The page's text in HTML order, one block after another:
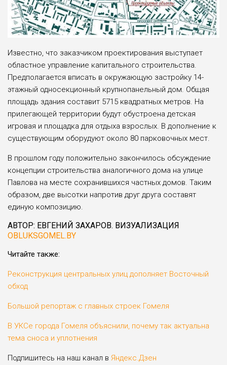
Известно, что заказчиком проектирования выступает
областное управление капитального строительства.
Предполагается вписать в окружающую застройку 14-
этажный односекционный крупнопанельный дом. Общая
площадь здания составит 5715 квадратных метров. На
прилегающей территории будут обустроена детская
игровая и площадка для отдыха взрослых. В дополнение к
существующим оборудуют около 80 парковочных мест.
В прошлом году положительно закончилось обсуждение
концепции строительства аналогичного дома на улице
Павлова на месте сохранившихся частных домов. Таким
образом, две высотки напротив друг друга составят
единую композицию.
АВТОР: ЕВГЕНИЙ ЗАХАРОВ. ВИЗУАЛИЗАЦИЯ
OBLUKSGOMEL.BY
Читайте также:
Реконструкция центральных улиц дополняет Восточный
обход
Большой репортаж с главных строек Гомеля
В УКСе города Гомеля объяснили, почему так актуальна
тема сноса и уплотнения
Подпишитесь на наш канал в Яндекс.Дзен